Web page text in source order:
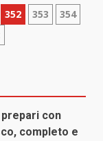
352 353
354
con
completo e